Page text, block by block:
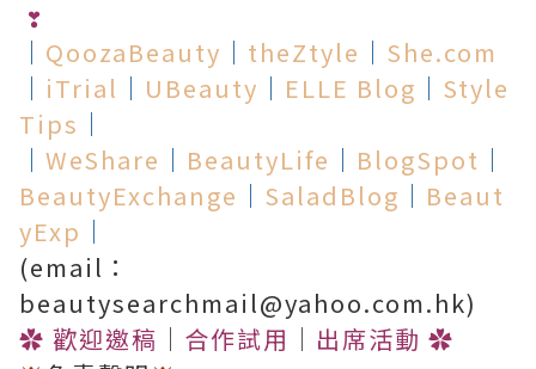
❣
│ QoozaBeauty │ theZtyle │ She.com
│ iTrial │ UBeauty │ ELLE Blog │ Style
Tips │
│ WeShare │ BeautyLife │ BlogSpot │
BeautyExchange │ SaladBlog │ Beaut
yExp │
(email：
beautysearchmail@yahoo.com.hk)
✿ 歡迎邀稿 │ 合作試用 │ 出席活動 ✿